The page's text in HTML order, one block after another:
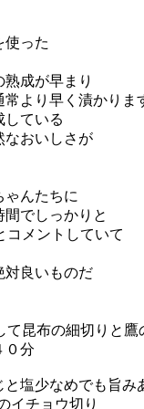
使った
成が早まり
より早く漬かりま
している
なおいしさが
ゃんたちに
でしっかりと
コメントしていて
対良いものだ
昆布の細切りと鷹
分
少なめでも旨み
イチョウ切り